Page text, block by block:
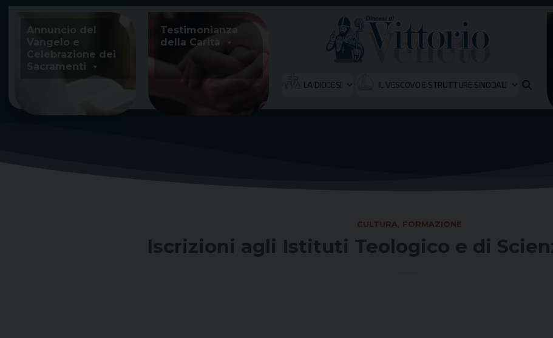
Skip
content
Annuncio del
Vangelo e
Celebrazione dei
Sacramenti
Testimonianza
della Carità
LA DIOCESI IL VESCOVO E STRUTTURE SINODALI
CULTURA FORMAZIONE
Iscrizioni agli Istituti Teologico e di